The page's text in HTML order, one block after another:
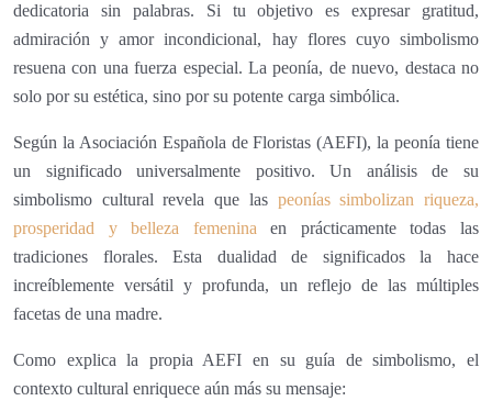
dedicatoria sin palabras. Si tu objetivo es expresar gratitud,
admiración y amor incondicional, hay flores cuyo simbolismo
resuena con una fuerza especial. La peonía, de nuevo, destaca no
solo por su estética, sino por su potente carga simbólica.
Según la Asociación Española de Floristas (AEFI), la peonía tiene
un significado universalmente positivo. Un análisis de su
simbolismo cultural revela que las peonías simbolizan riqueza,
prosperidad y belleza femenina en prácticamente todas las
tradiciones florales. Esta dualidad de significados la hace
increíblemente versátil y profunda, un reflejo de las múltiples
facetas de una madre.
Como explica la propia AEFI en su guía de simbolismo, el
contexto cultural enriquece aún más su mensaje: